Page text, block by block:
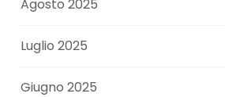
Agosto 2025
Luglio 2025
Giugno 2025